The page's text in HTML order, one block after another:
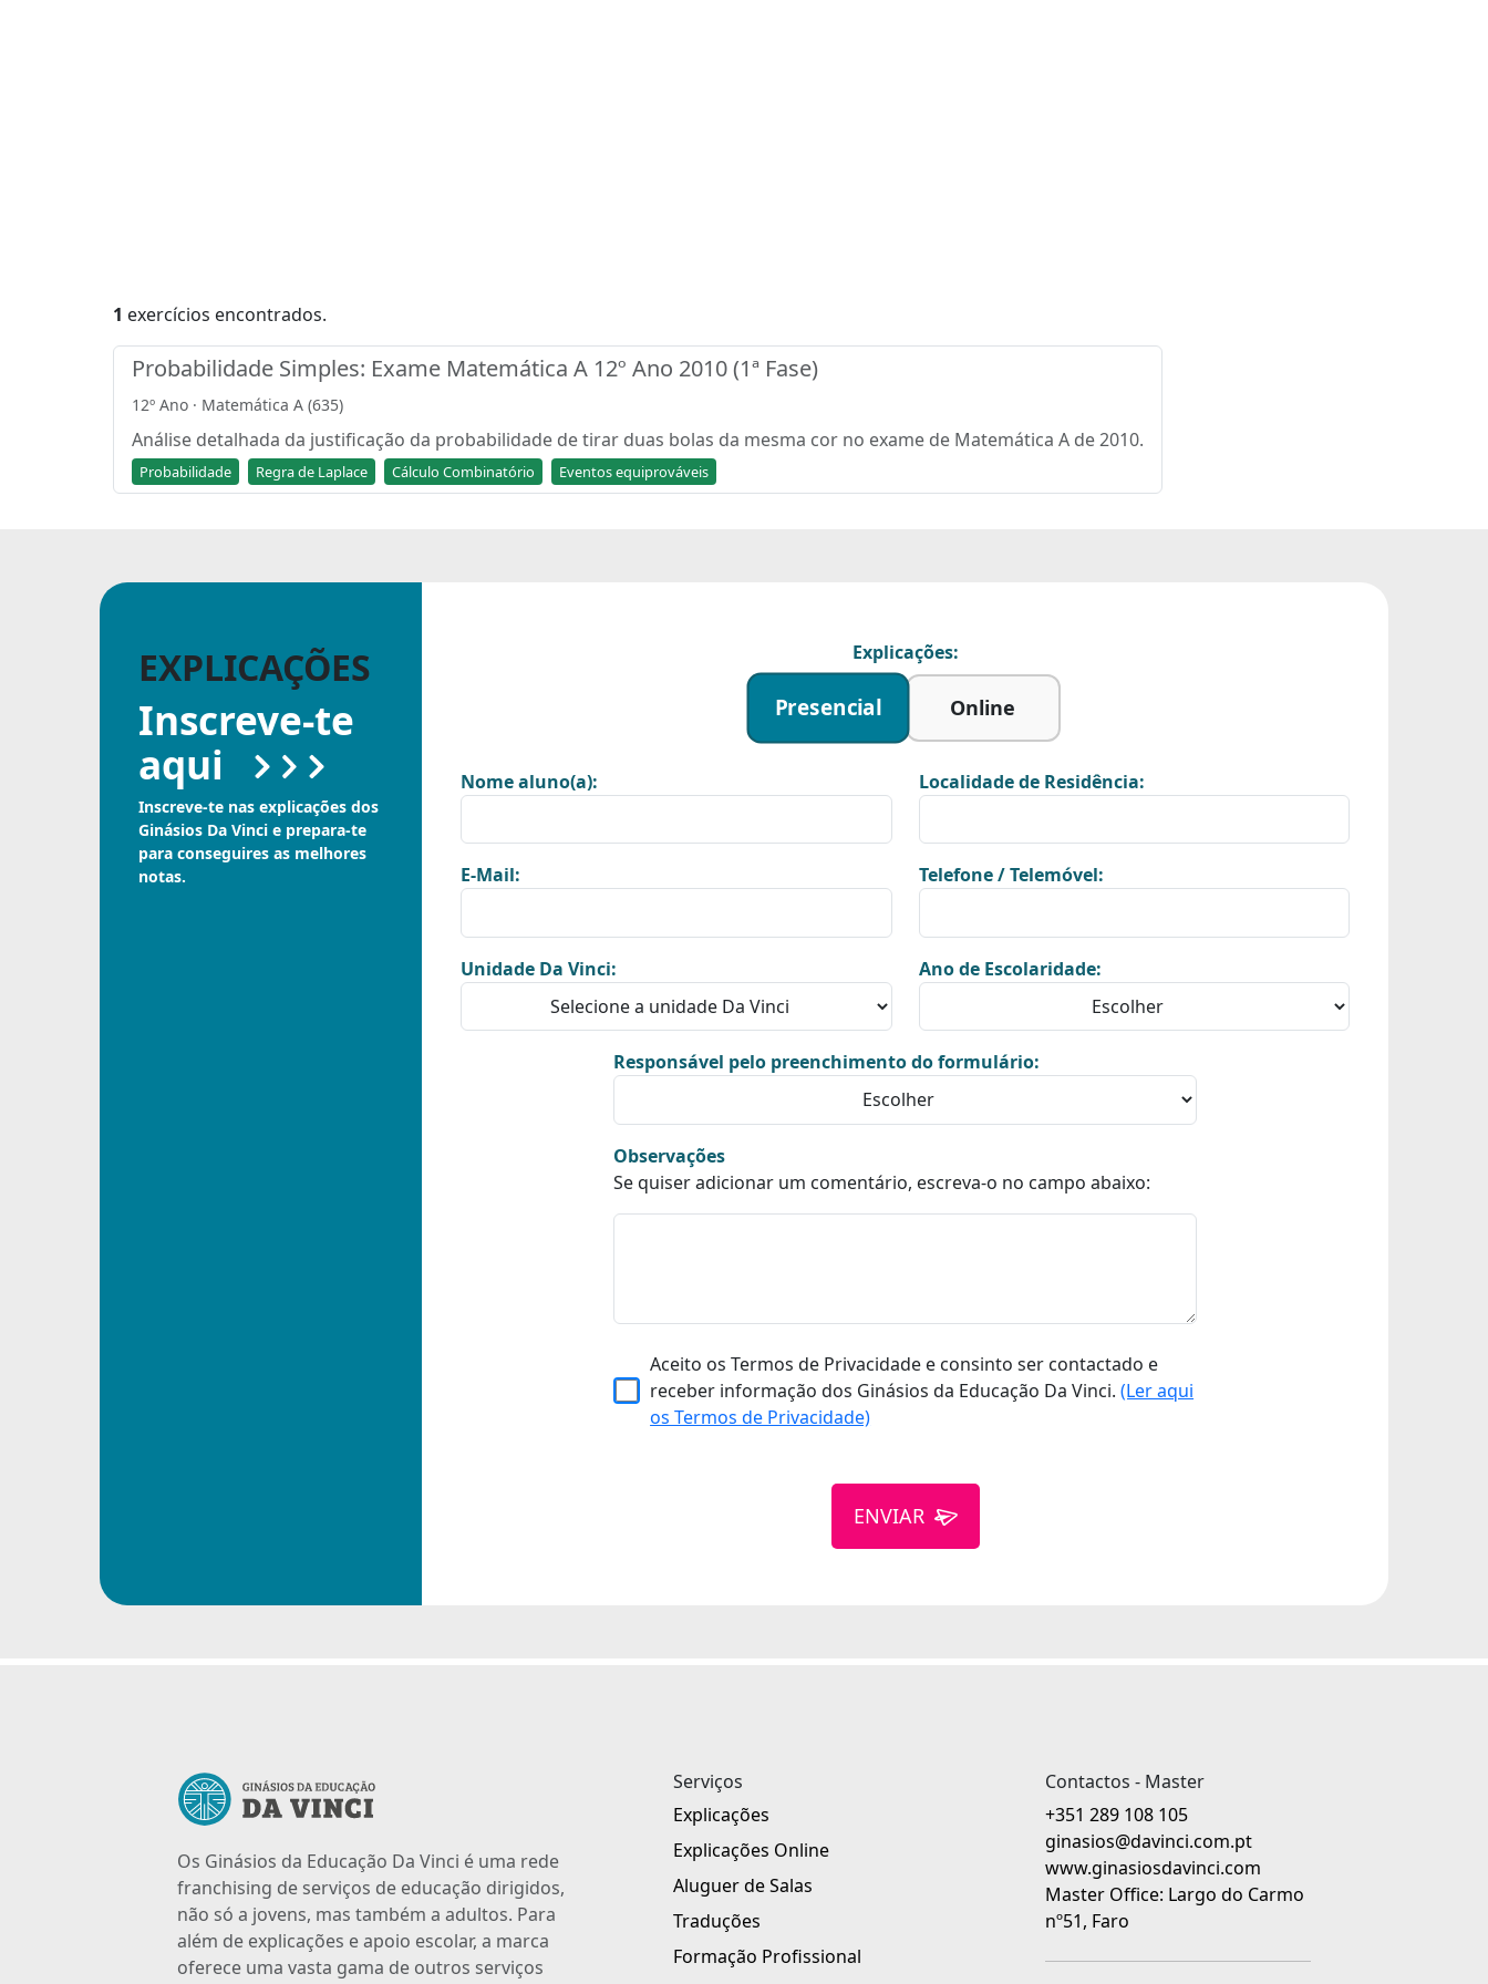
1 exercícios encontrados.
Probabilidade Simples: Exame Matemática A 12º Ano 2010 (1ª Fase)
12º Ano · Matemática A (635)
Análise detalhada da justificação da probabilidade de tirar duas bolas da mesma cor no exame de Matemática A de 2010.
Probabilidade Regra de Laplace Cálculo Combinatório Eventos equiprováveis
EXPLICAÇÕES
Inscreve-te
aqui
Inscreve-te nas explicações dos
Ginásios Da Vinci e prepara-te
para conseguires as melhores
notas.
Explicações:
Presencial Online
Nome aluno(a): Localidade de Residência:
E-Mail: Telefone / Telemóvel:
Unidade Da Vinci: Ano de Escolaridade:
Responsável pelo preenchimento do formulário:
Observações
Se quiser adicionar um comentário, escreva-o no campo abaixo:
Aceito os Termos de Privacidade e consinto ser contactado e
receber informação dos Ginásios da Educação Da Vinci.(Ler aqui
os Termos de Privacidade)
ENVIAR
Os Ginásios da Educação Da Vinci é uma rede
franchising de serviços de educação dirigidos,
não só a jovens, mas também a adultos. Para
além de explicações e apoio escolar, a marca
oferece uma vasta gama de outros serviços
Serviços
Explicações
Explicações Online
Aluguer de Salas
Traduções
Formação Profissional
Contactos - Master
+351 289 108 105
ginasios@davinci.com.pt
www.ginasiosdavinci.com
Master Office: Largo do Carmo
nº51, Faro